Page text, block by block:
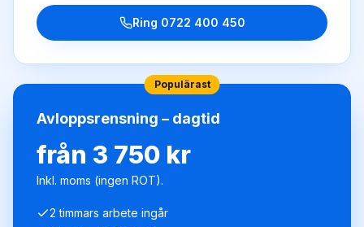
Ring 0722 400 450
Populärast
Avloppsrensning – dagtid
från 3 750 kr
Inkl. moms (ingen ROT).
2 timmars arbete ingår